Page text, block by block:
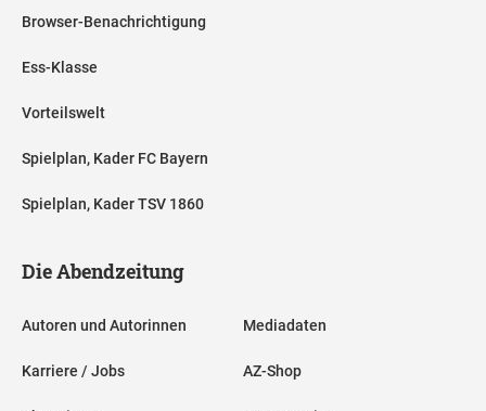
Browser-Benachrichtigung
Ess-Klasse
Vorteilswelt
Spielplan, Kader FC Bayern
Spielplan, Kader TSV 1860
Die Abendzeitung
Autoren und Autorinnen
Karriere / Jobs
Mediadaten
AZ-Shop